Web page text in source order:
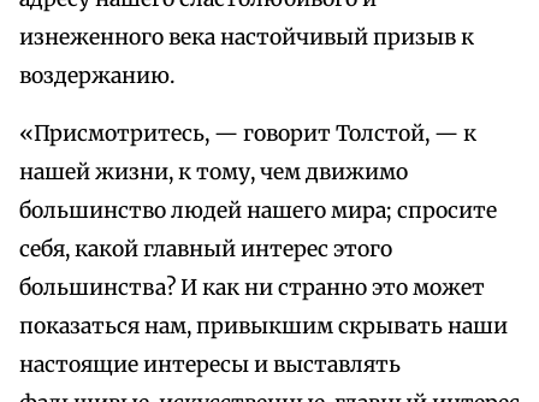
изнеженного века настойчивый призыв к
воздержанию.
«Присмотритесь, — говорит Толстой, — к
нашей жизни, к тому, чем движимо
большинство людей нашего мира; спросите
себя, какой главный интерес этого
большинства? И как ни странно это может
показаться нам, привыкшим скрывать наши
настоящие интересы и выставлять